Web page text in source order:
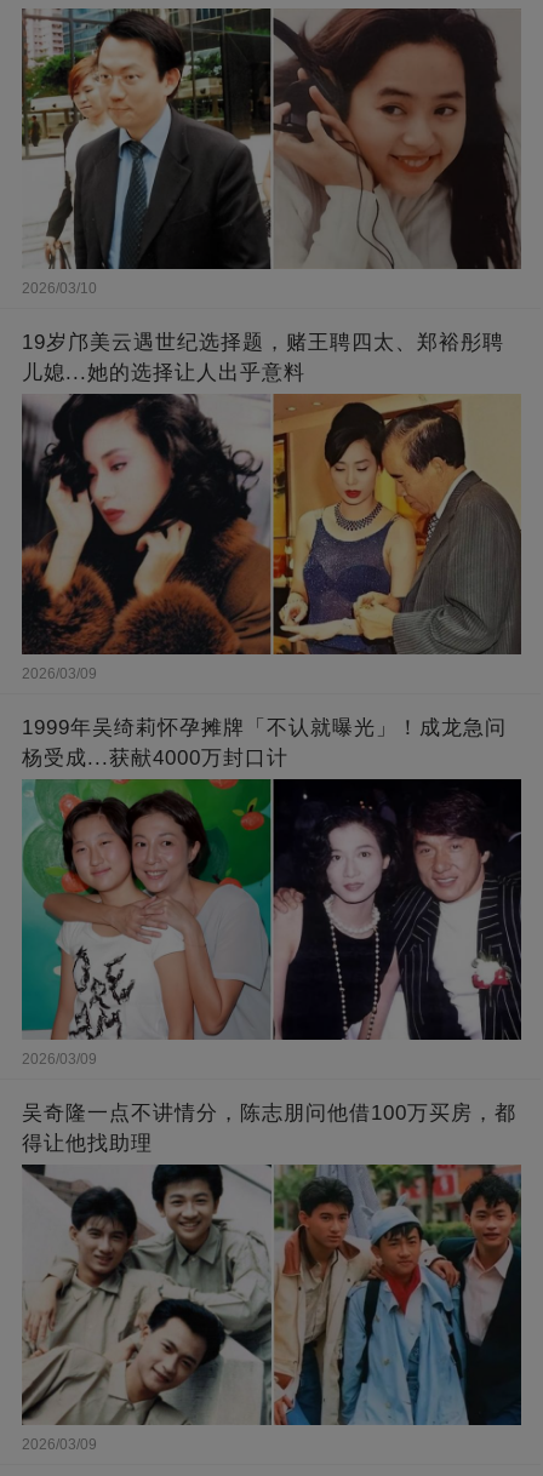
2026/03/10
19岁邝美云遇世纪选择题，赌王聘四太、郑裕彤聘
儿媳...她的选择让人出乎意料
2026/03/09
1999年吴绮莉怀孕摊牌「不认就曝光」！成龙急问
杨受成...获献4000万封口计
2026/03/09
吴奇隆一点不讲情分，陈志朋问他借100万买房，都
得让他找助理
2026/03/09